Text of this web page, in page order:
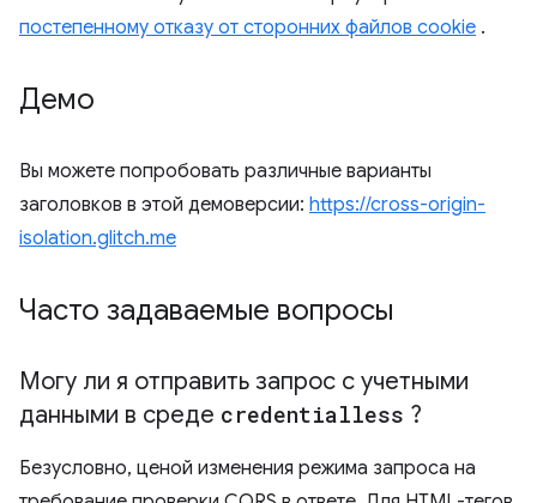
постепенному отказу от сторонних файлов cookie .
Демо
Вы можете попробовать различные варианты
заголовков в этой демоверсии: https://cross-origin-
isolation.glitch.me
Часто задаваемые вопросы
Могу ли я отправить запрос с учетными
данными в среде credentialless ?
Безусловно, ценой изменения режима запроса на